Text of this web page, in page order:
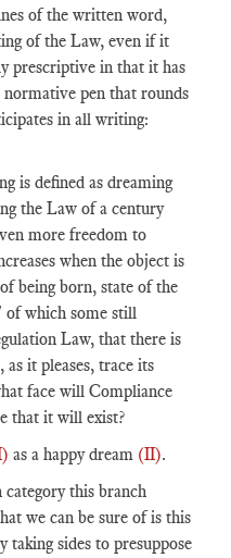
of the written word,
of the Law, even if it
prescriptive in that it has
pen that rounds
in all writing:
is defined as dreaming
the Law of a century
more freedom to
when the object is
being born, state of the
which some still
Law, that there is
it pleases, trace its
face will Compliance
that it will exist?
as a happy dream (II).
this branch
we can be sure of is this
sides to presuppose